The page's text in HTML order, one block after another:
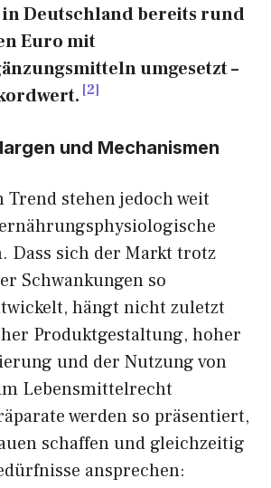
Deutschland bereits rund
Euro mit
umgesetzt –
2
und Mechanismen
stehen jedoch weit
Dass sich der Markt trotz
Schwankungen so
hängt nicht zuletzt
Produktgestaltung, hoher
und der Nutzung von
Lebensmittelrecht
werden so präsentiert,
schaffen und gleichzeitig
ansprechen: